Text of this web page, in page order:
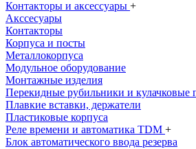
Контакторы и аксессуары +
Акссесуары
Контакторы
Корпуса и посты
Металлокорпуса
Модульное оборудование
Монтажные изделия
Перекидные рубильники и кулачковые
Плавкие вставки, держатели
Пластиковые корпуса
Реле времени и автоматика TDM +
Блок автоматического ввода резерва